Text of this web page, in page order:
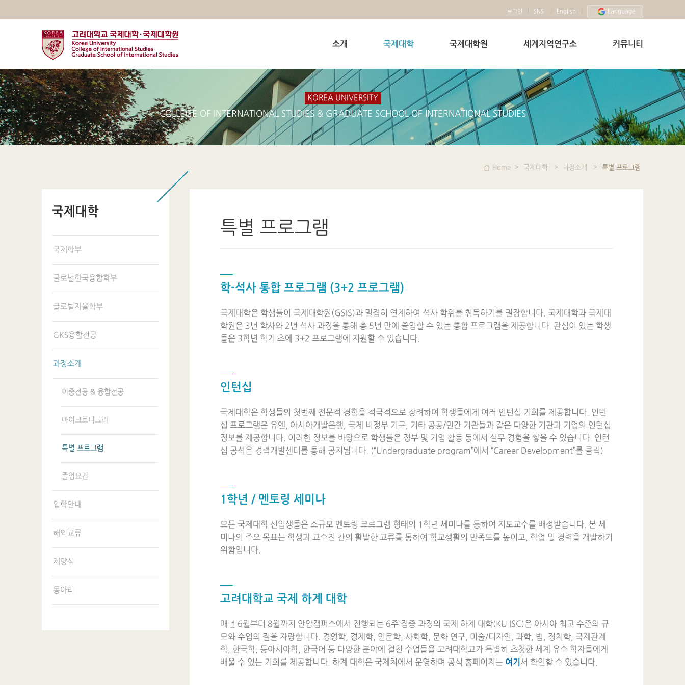
로그인 SNS English Language
소개 국제대학 국제대학원 세계지역연구소 커뮤니티
KOREA UNIVERSITY
COLLEGE OF INTERNATIONAL STUDIES & GRADUATE SCHOOL OF INTERNATIONAL STUDIES
국제대학
국제학부
글로벌한국융합학부
글로벌자율학부
GKS융합전공
과정소개
이중전공 & 융합전공
마이크로디그리
특별 프로그램
졸업요건
입학안내
해외교류
제양식
동아리
Home 국제대학 과정소개 특별 프로그램
특별 프로그램
학-석사 통합 프로그램 (3+2 프로그램)
국제대학은 학생들이 국제대학원(GSIS)과 밀접히 연계하여 석사 학위를 취득하기를 권장합니다. 국제대학과 국제대
학원은 3년 학사와 2년 석사 과정을 통해 총 5년 만에 졸업할 수 있는 통합 프로그램을 제공합니다. 관심이 있는 학생
들은 3학년 학기 초에 3+2 프로그램에 지원할 수 있습니다.
인턴십
국제대학은 학생들의 첫번째 전문적 경험을 적극적으로 장려하여 학생들에게 여러 인턴십 기회를 제공합니다. 인턴
십 프로그램은 유엔, 아시아개발은행, 국제 비정부 기구, 기타 공공/민간 기관들과 같은 다양한 기관과 기업의 인턴십
정보를 제공합니다. 이러한 정보를 바탕으로 학생들은 정부 및 기업 활동 등에서 실무 경험을 쌓을 수 있습니다. 인턴
십 공석은 경력개발센터를 통해 공지됩니다. (“Undergraduate program”에서 “Career Development”를 클릭)
1학년 / 멘토링 세미나
모든 국제대학 신입생들은 소규모 멘토링 크로그램 형태의 1학년 세미나를 통하여 지도교수를 배정받습니다. 본 세
미나의 주요 목표는 학생과 교수진 간의 활발한 교류를 통하여 학교생활의 만족도를 높이고, 학업 및 경력을 개발하기
위함입니다.
고려대학교 국제 하계 대학
매년 6월부터 8월까지 안암캠퍼스에서 진행되는 6주 집중 과정의 국제 하계 대학(KU ISC)은 아시아 최고 수준의 규
모와 수업의 질을 자랑합니다. 경영학, 경제학, 인문학, 사회학, 문화 연구, 미술/디자인, 과학, 법, 정치학, 국제관계
학, 한국학, 동아시아학, 한국어 등 다양한 분야에 걸친 수업들을 고려대학교가 특별히 초청한 세계 유수 학자들에게
배울 수 있는 기회를 제공합니다. 하계 대학은 국제처에서 운영하며 공식 홈페이지는 여기 서 확인할 수 있습니다.